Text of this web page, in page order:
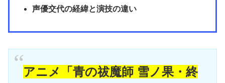
声優交代の経緯と演技の違い
アニメ「青の祓魔師 雪ノ果・終